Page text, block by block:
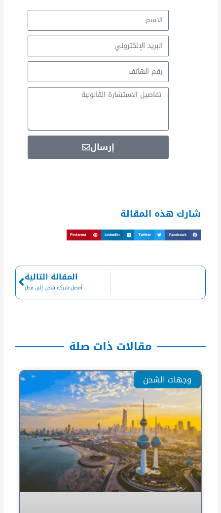
الاسم
Email
Email
Message
إرسال
شارك هذه المقالة
Facebook
Twitter
LinkedIn
Pinterest
المقالة التالية
أفضل شركة شحن إلى قطر
مقالات ذات صلة
وجهات الشحن